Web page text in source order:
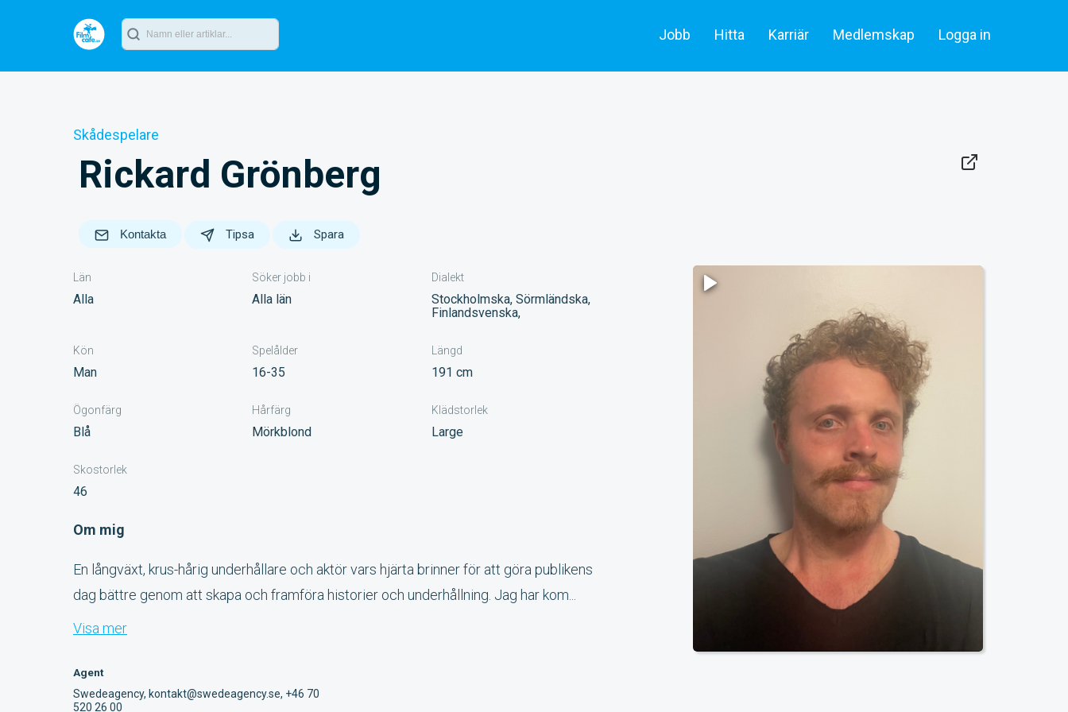
Jobb
Alla jobb
Hitta
Skådespelare & statister
Karriär
Artiklar
Medlemskap
Skådespelare & Statister
Logga in
Skådespelare
Rickard Grönberg
Kontakta Tipsa Spara
Län
Alla
Söker jobb i
Alla län
Dialekt
Stockholmska, Sörmländska,
Finlandsvenska,
Kön
Man
Spelålder
16-35
Längd
191 cm
Ögonfärg
Blå
Hårfärg
Mörkblond
Klädstorlek
Large
Skostorlek
46
Om mig
En långväxt, krus-hårig underhållare och aktör vars hjärta brinner för att göra publikens
dag bättre genom att skapa och framföra historier och underhållning. Jag har kom...
Visa mer
Agent
Swedeagency, kontakt@swedeagency.se, +46 70
520 26 00